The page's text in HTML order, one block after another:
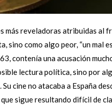
más reveladoras atribuidas al
sino como algo peor, “un mal
contenía una acusación
lectura política, sino por
cine no atacaba a España
sigue resultando difícil de